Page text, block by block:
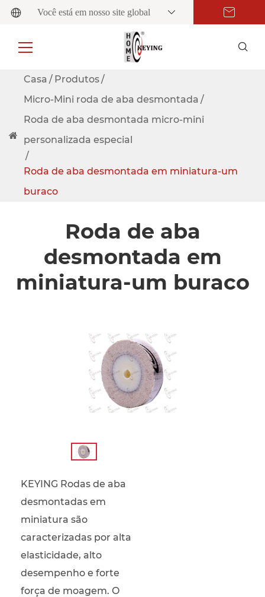
Você está em nosso site global
Casa
Produtos
Micro-Mini roda de aba desmontada
Roda de aba desmontada micro-mini
personalizada especial
Roda de aba desmontada em miniatura-um
buraco
Roda de aba
desmontada em
miniatura-um buraco
KEYING Rodas de aba
desmontadas em
miniatura são
caracterizadas por alta
elasticidade, alto
desempenho e forte
força de moagem. O